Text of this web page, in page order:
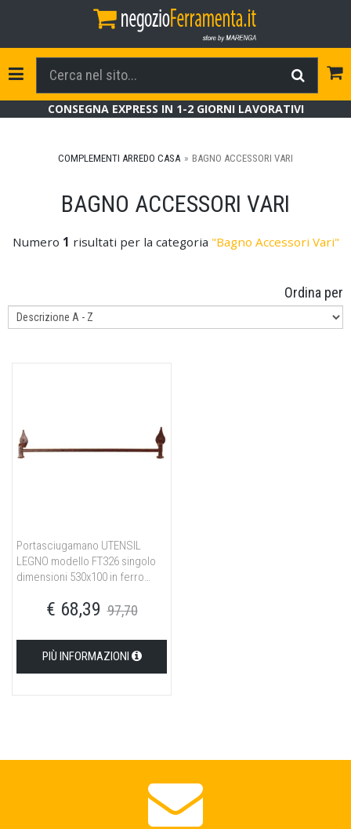
Toggle Navigation
CONSEGNA EXPRESS IN 1-2 GIORNI LAVORATIVI
COMPLEMENTI ARREDO CASA BAGNO ACCESSORI VARI
BAGNO ACCESSORI VARI
Numero 1 risultati per la categoria "Bagno Accessori Vari"
Ordina per
Portasciugamano UTENSIL
LEGNO modello FT326 singolo
dimensioni 530x100 in ferro
€ 68,39 97,70
PIÙ INFORMAZIONI